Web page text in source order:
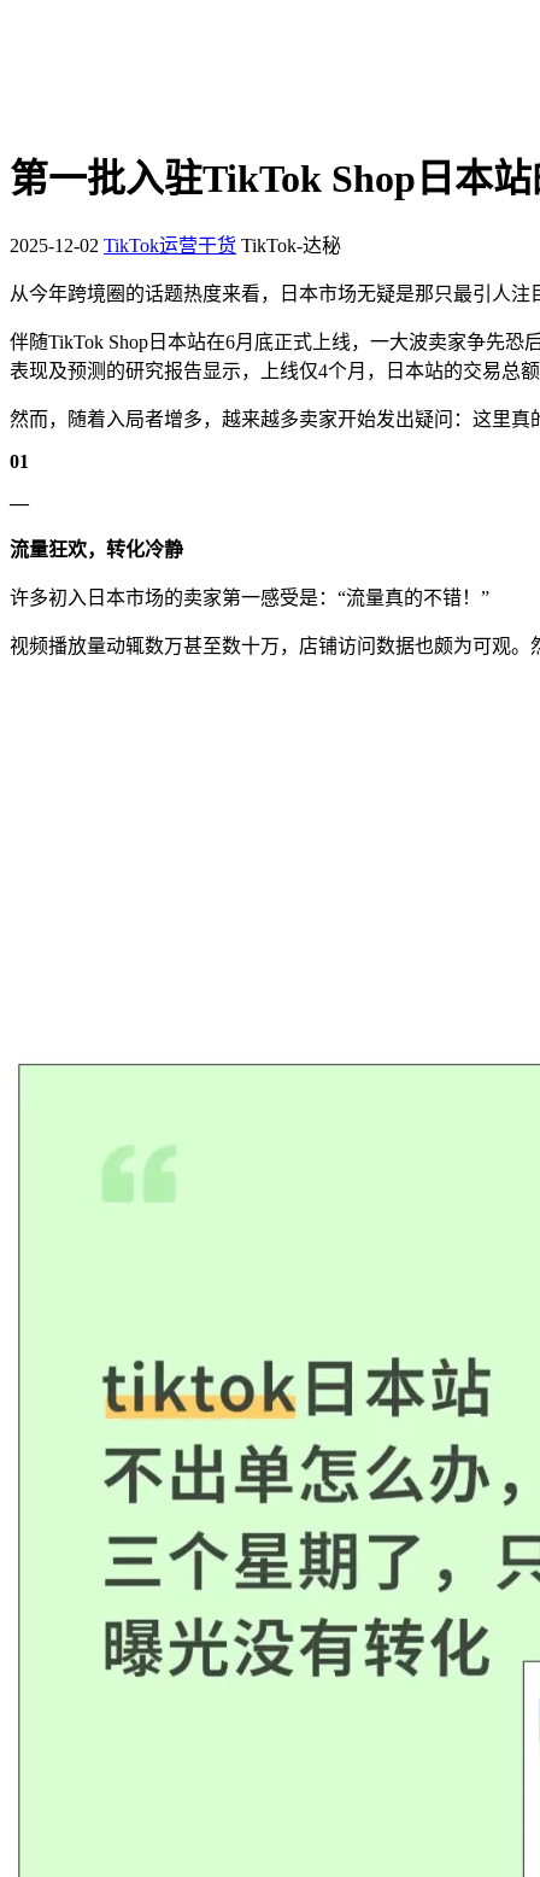
第一批入驻TikTok Shop日本
2025-12-02 TikTok运营干货 TikTok-达秘
从今年跨境圈的话题热度来看，日本市场无疑是那只最引人注
伴随TikTok Shop日本站在6月底正式上线，一大波卖家争先恐
表现及预测的研究报告显示，上线仅4个月，日本站的交易总
然而，随着入局者增多，越来越多卖家开始发出疑问：这里真
01
—
流量狂欢，转化冷静
许多初入日本市场的卖家第一感受是：“流量真的不错！”
视频播放量动辄数万甚至数十万，店铺访问数据也颇为可观